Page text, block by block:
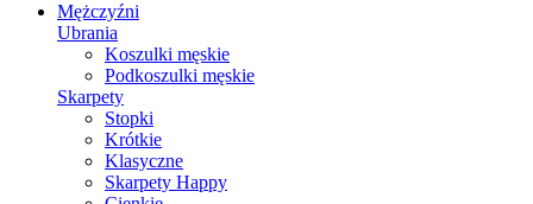
Mężczyźni
Ubrania
Koszulki męskie
Podkoszulki męskie
Skarpety
Stopki
Krótkie
Klasyczne
Skarpety Happy